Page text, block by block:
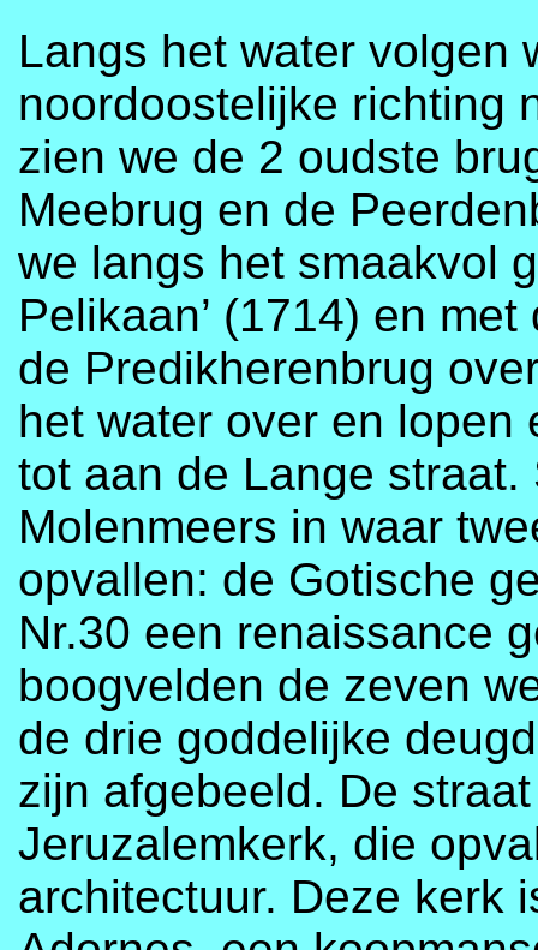
Langs het water volgen
noordoostelijke richting
zien we de 2 oudste
Meebrug en de
we langs het smaakvol
Pelikaan’ (1714) en
de Predikherenbrug
het water over en lopen
tot aan de Lange
Molenmeers in waar
opvallen: de Gotische
Nr.30 een renaissance
boogvelden de zeven
de drie goddelijke
zijn afgebeeld. De
Jeruzalemkerk, die
architectuur. Deze kerk